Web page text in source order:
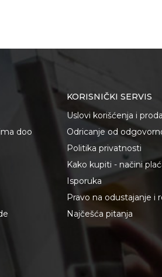
doo
KORISNIČKI SERVIS
Uslovi korišćenja i
Odricanje od
Politika privatnosti
Kako kupiti - načini
Isporuka
Pravo na odustajanje i
Najčešća pitanja